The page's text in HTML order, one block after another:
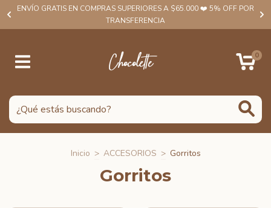
ENVÍO GRATIS EN COMPRAS SUPERIORES A $65.000 ❤️ 5% OFF POR
TRANSFERENCIA
0
Inicio > ACCESORIOS > Gorritos
Gorritos